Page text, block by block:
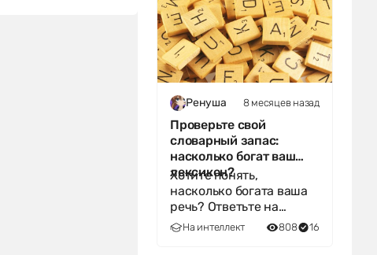
Ренуша 8 месяцев назад
Проверьте свой
словарный запас:
насколько богат ваш
лексикон?
Хотите понять,
насколько богата ваша
речь? Ответьте на
вопросы и узнайте, к
На интеллект 808 16